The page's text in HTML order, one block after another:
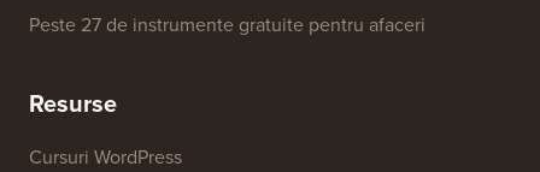
Peste 27 de instrumente gratuite pentru afaceri
Resurse
Cursuri WordPress